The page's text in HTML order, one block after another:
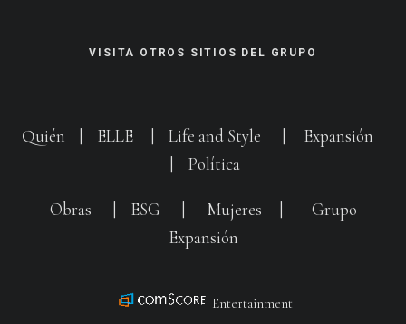
VISITA OTROS SITIOS DEL GRUPO
Quién | ELLE | Life and Style | Expansión
| Política
Obras | ESG | Mujeres | Grupo
Expansión
Entertainment